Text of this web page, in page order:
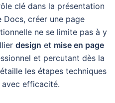
clé dans la présentation
Docs, créer une page
ne se limite pas à y
design et mise en page
et percutant dès la
les étapes techniques
efficacité.